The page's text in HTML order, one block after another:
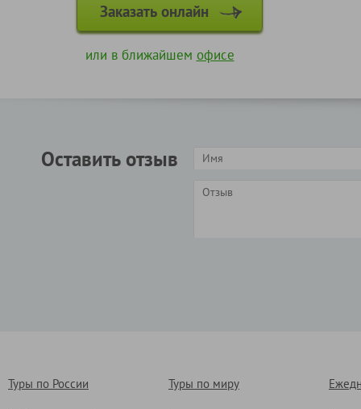
Заказать онлайн
или в ближайшем офисе
Оставить отзыв
Туры по России Туры по миру